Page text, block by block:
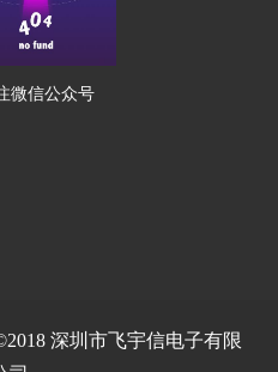
微信公众号
深圳市飞宇信电子有限